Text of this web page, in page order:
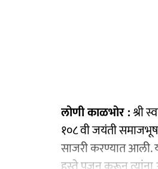
​लोणी काळभोर :श्री
१०८ वी जयंती
साजरी करण्यात आली.